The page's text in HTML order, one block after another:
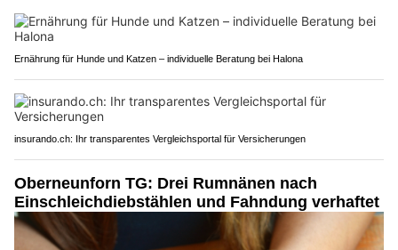
Ernährung für Hunde und Katzen – individuelle Beratung bei Halona
insurando.ch: Ihr transparentes Vergleichsportal für Versicherungen
Oberneunforn TG: Drei Rumnänen nach
Einschleichdiebstählen und Fahndung verhaftet